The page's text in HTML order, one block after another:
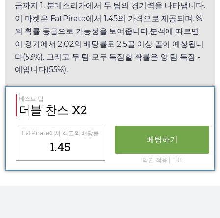
금까지 1. 분데스리가에서 두 팀의 경기력을 나타냅니다.
이 마켓은 FatPirate에서 1.45의 가격으로 제공되며, %
의 확률 등급으로 가능성을 보여줍니다.분석에 따르면
이 경기에서 2.02의 배당률로 2.5골 이상 골이 예상됩니
다(53%). 그리고 두 팀 모두 득점할 확률은 양 팀 득점 -
예입니다(55%).
베스트 팁
더블 찬스 X2
FatPirate에서 최고의 배당률
1.45 베팅하기
약관 적용 | +18